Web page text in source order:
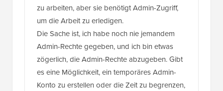
benutzerdefinierten Plugin für meine Website
zu arbeiten, aber sie benötigt Admin-Zugriff,
um die Arbeit zu erledigen.
Die Sache ist, ich habe noch nie jemandem
Admin-Rechte gegeben, und ich bin etwas
zögerlich, die Admin-Rechte abzugeben. Gibt
es eine Möglichkeit, ein temporäres Admin-